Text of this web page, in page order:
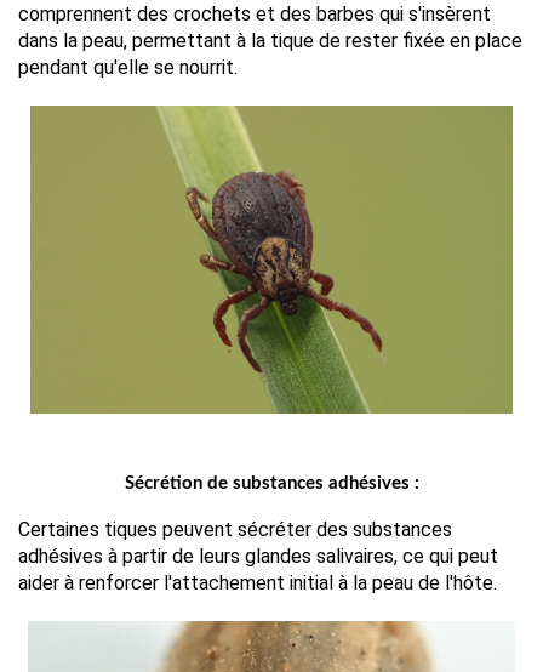
comprennent des crochets et des barbes qui s'insèrent
dans la peau, permettant à la tique de rester fixée en place
pendant qu'elle se nourrit.
Sécrétion de substances adhésives :
Certaines tiques peuvent sécréter des substances
adhésives à partir de leurs glandes salivaires, ce qui peut
aider à renforcer l'attachement initial à la peau de l'hôte.